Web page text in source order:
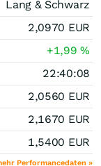
Lang & Schwarz
2,0970 EUR
+1,99%
22:40:08
2,0560 EUR
2,1670 EUR
1,5400 EUR
Performancedaten »